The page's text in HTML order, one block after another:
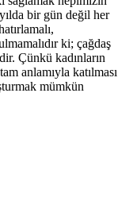
bir gün değil her
ki; çağdaş
Çünkü kadınların
anlamıyla katılması
mümkün